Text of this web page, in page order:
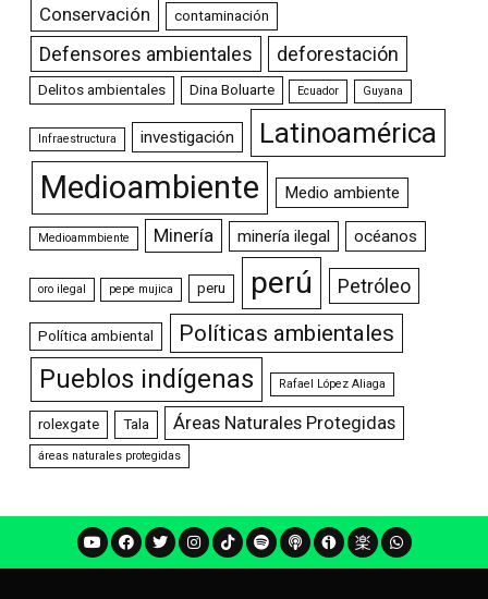
Conservación contaminación
Defensores ambientales deforestación
Delitos ambientales Dina Boluarte Ecuador Guyana
Infraestructura investigación Latinoamérica
Medioambiente Medio ambiente
Medioammbiente Minería minería ilegal océanos
oro ilegal pepe mujica peru perú Petróleo
Política ambiental Políticas ambientales
Pueblos indígenas Rafael López Aliaga
rolexgate Tala Áreas Naturales Protegidas
áreas naturales protegidas